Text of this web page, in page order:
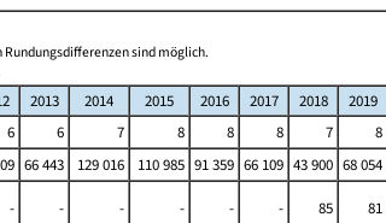
sind möglich.
2013 2014 2015 2016 2017 2018
2019
6 6 7 8 8 8 7
8
66 443 129 016 110 985 91 359 66 109 43 900 68 054
- - - - - - 85 81